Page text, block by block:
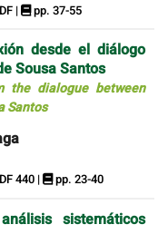
| pp. 37-55
desde el diálogo
Sousa Santos
the dialogue between
Santos
440 | pp. 23-40
sistemáticos